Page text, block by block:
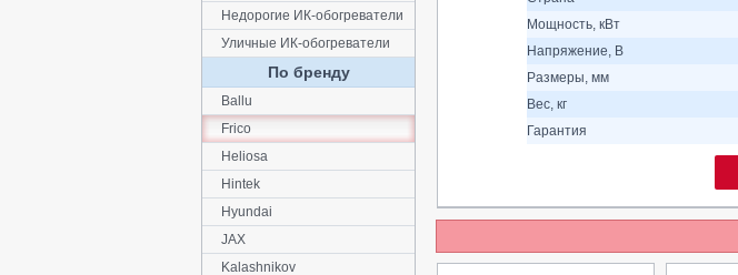
Мощность, кВт
Напряжение, В
Размеры, мм
Вес, кг
Гарантия
Недорогие ИК-обогреватели
Уличные ИК-обогреватели
По бренду
Ballu
Frico
Heliosa
Hintek
Hyundai
JAX
Kalashnikov